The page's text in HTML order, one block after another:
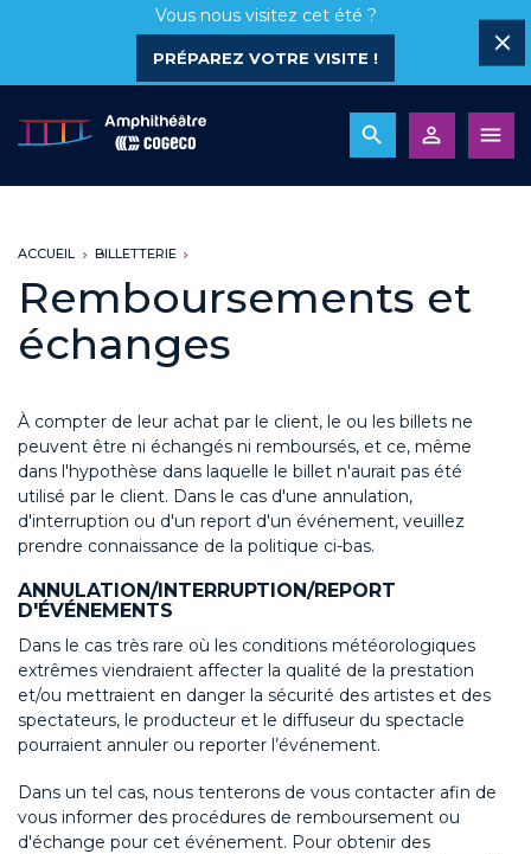
Vous nous visitez cet été ?
PRÉPAREZ VOTRE VISITE !
ACCUEIL BILLETTERIE
Remboursements et
échanges
À compter de leur achat par le client, le ou les billets ne
peuvent être ni échangés ni remboursés, et ce, même
dans l'hypothèse dans laquelle le billet n'aurait pas été
utilisé par le client. Dans le cas d'une annulation,
d'interruption ou d'un report d'un événement, veuillez
prendre connaissance de la politique ci-bas.
ANNULATION/INTERRUPTION/REPORT
D'ÉVÉNEMENTS
Dans le cas très rare où les conditions météorologiques
extrêmes viendraient affecter la qualité de la prestation
et/ou mettraient en danger la sécurité des artistes et des
spectateurs, le producteur et le diffuseur du spectacle
pourraient annuler ou reporter l’événement.
Dans un tel cas, nous tenterons de vous contacter afin de
vous informer des procédures de remboursement ou
d'échange pour cet événement. Pour obtenir des